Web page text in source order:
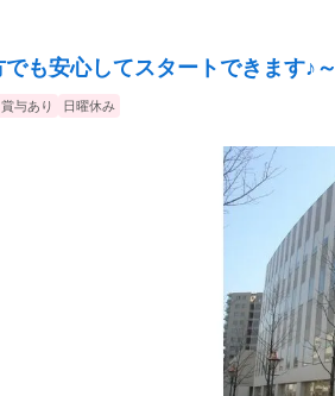
も安心してスタートできます♪～
与あり 日曜休み